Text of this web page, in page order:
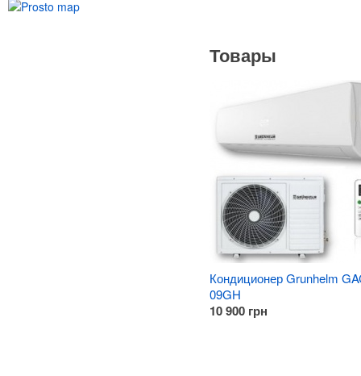
Товары
Кондиционер Grunhelm
09GH
10 900 грн